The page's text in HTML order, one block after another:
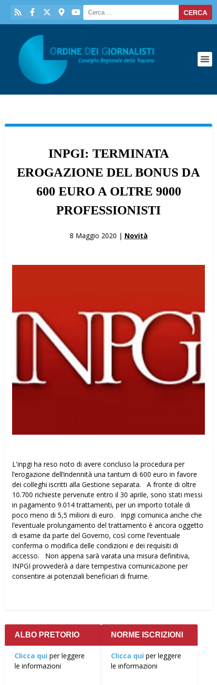
INPGI: TERMINATA
EROGAZIONE DEL BONUS DA
600 EURO A OLTRE 9000
PROFESSIONISTI
8 Maggio 2020 | Novità
L'inpgi ha reso noto di avere concluso la procedura per
l’erogazione dell’indennità una tantum di 600 euro in favore
dei colleghi iscritti alla Gestione separata. A fronte di oltre
10.700 richieste pervenute entro il 30 aprile, sono stati messi
in pagamento 9.014 trattamenti, per un importo totale di
poco meno di 5,5 milioni di euro. Inpgi comunica anche che
l’eventuale prolungamento del trattamento è ancora oggetto
di esame da parte del Governo, così come l’eventuale
conferma o modifica delle condizioni e dei requisiti di
accesso. Non appena sarà varata una misura definitiva,
INPGI provvederà a dare tempestiva comunicazione per
consentire ai potenziali beneficiari di fruirne.
ALBO PRETORIO
Clicca qui per leggere
le informazioni
NORME ISCRIZIONI
Clicca qui per leggere
le informazioni